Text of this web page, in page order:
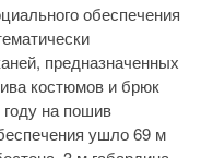
обеспечения
предназначенных
костюмов и брюк
на пошив
ушло 69 м